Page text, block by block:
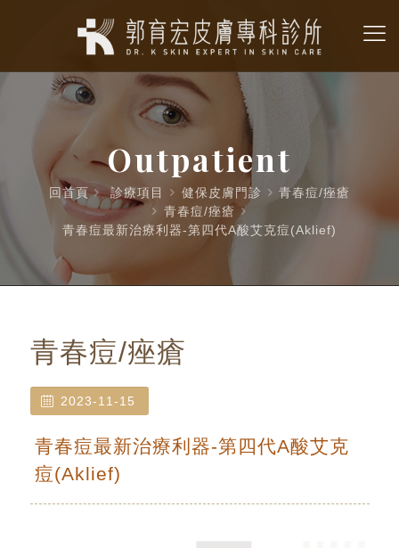
Outpatient
回首頁 診療項目 健保皮膚門診
青春痘/痤瘡
青春痘/痤瘡
青春痘最新治療利器-第四代A酸艾克痘(Aklief)
青春痘/痤瘡
2023-11-15
青春痘最新治療利器-第四代A酸艾克
痘(Aklief)